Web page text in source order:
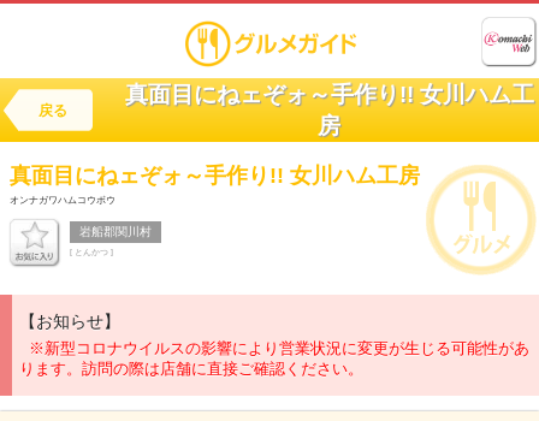
戻る
真面目にねェぞォ～手作り!! 女川ハム工
房
真面目にねェぞォ～手作り!! 女川ハム工房
オンナガワハムコウボウ
岩船郡関川村
[ とんかつ ]
【お知らせ】
※新型コロナウイルスの影響により営業状況に変更が生じる可能性があ
ります。訪問の際は店舗に直接ご確認ください。